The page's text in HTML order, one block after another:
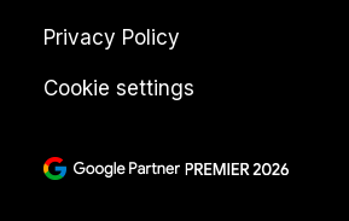
Privacy Policy
Cookie settings